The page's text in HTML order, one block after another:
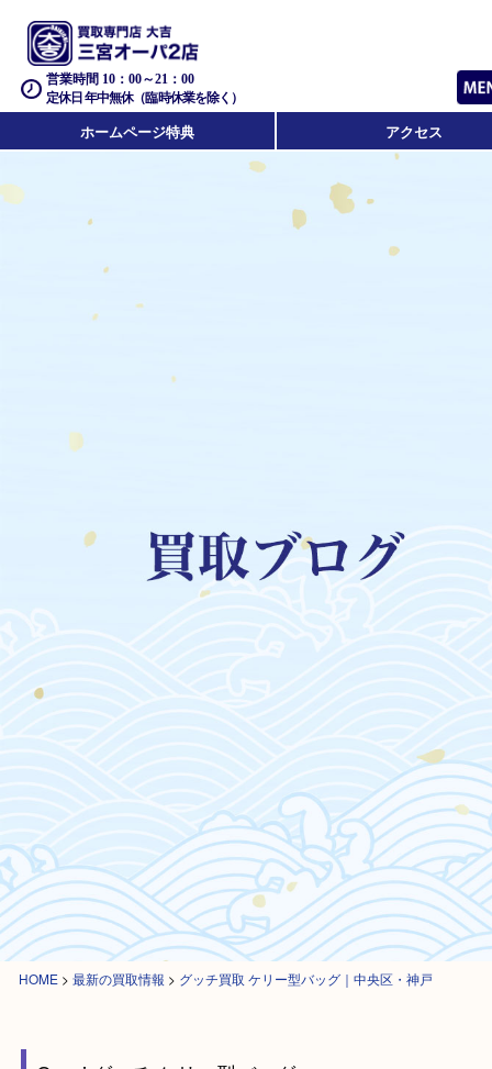
営業時間 10：00～21：00
定休日 年中無休（臨時休業を除く）
ホームページ特典 アクセス
HOME